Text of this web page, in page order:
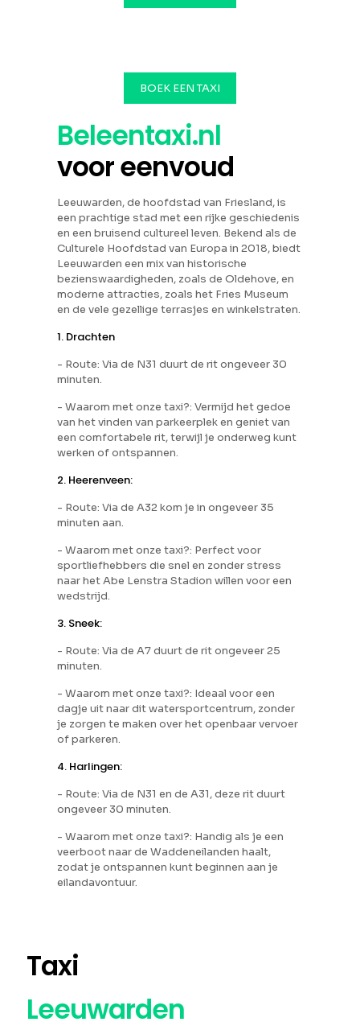
BOEK EEN TAXI
Beleentaxi.nl
voor eenvoud
Leeuwarden, de hoofdstad van Friesland, is
een prachtige stad met een rijke geschiedenis
en een bruisend cultureel leven. Bekend als de
Culturele Hoofdstad van Europa in 2018, biedt
Leeuwarden een mix van historische
bezienswaardigheden, zoals de Oldehove, en
moderne attracties, zoals het Fries Museum
en de vele gezellige terrasjes en winkelstraten.
1. Drachten
- Route: Via de N31 duurt de rit ongeveer 30
minuten.
- Waarom met onze taxi?: Vermijd het gedoe
van het vinden van parkeerplek en geniet van
een comfortabele rit, terwijl je onderweg kunt
werken of ontspannen.
2. Heerenveen:
- Route: Via de A32 kom je in ongeveer 35
minuten aan.
- Waarom met onze taxi?: Perfect voor
sportliefhebbers die snel en zonder stress
naar het Abe Lenstra Stadion willen voor een
wedstrijd.
3. Sneek:
- Route: Via de A7 duurt de rit ongeveer 25
minuten.
- Waarom met onze taxi?: Ideaal voor een
dagje uit naar dit watersportcentrum, zonder
je zorgen te maken over het openbaar vervoer
of parkeren.
4. Harlingen:
- Route: Via de N31 en de A31, deze rit duurt
ongeveer 30 minuten.
- Waarom met onze taxi?: Handig als je een
veerboot naar de Waddeneilanden haalt,
zodat je ontspannen kunt beginnen aan je
eilandavontuur.
Taxi
Leeuwarden